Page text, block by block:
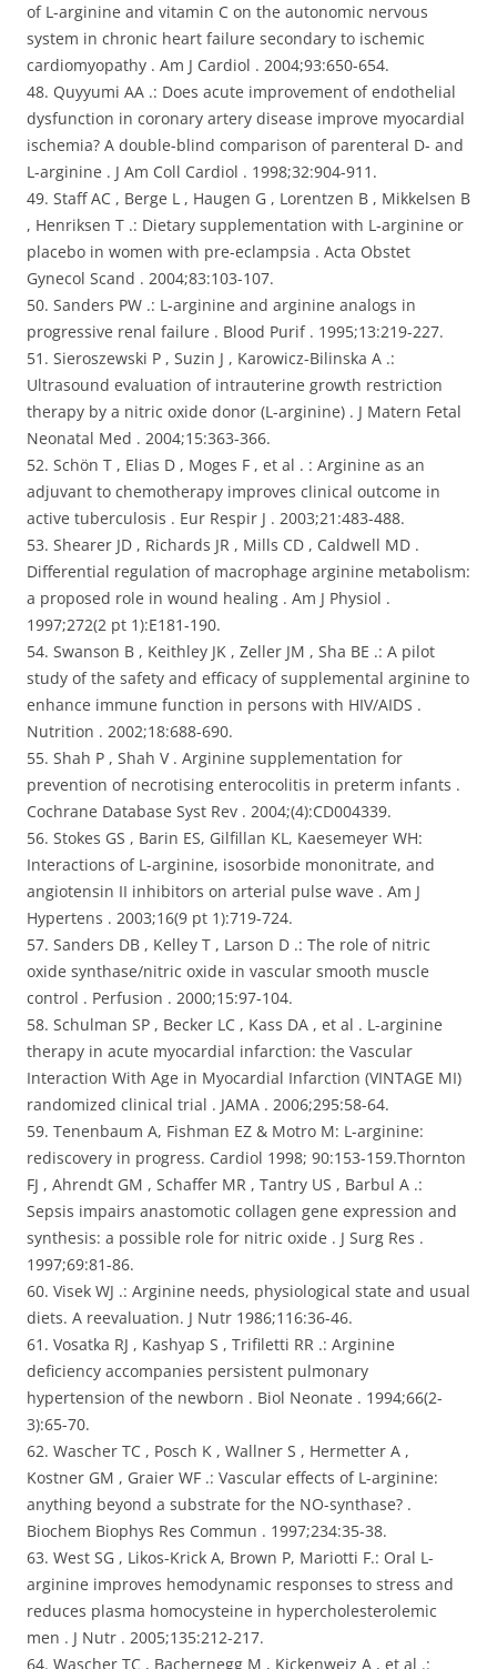
of L-arginine and vitamin C on the autonomic nervous
system in chronic heart failure secondary to ischemic
cardiomyopathy . Am J Cardiol . 2004;93:650-654.
48. Quyyumi AA .: Does acute improvement of endothelial
dysfunction in coronary artery disease improve myocardial
ischemia? A double-blind comparison of parenteral D- and
L-arginine . J Am Coll Cardiol . 1998;32:904-911.
49. Staff AC , Berge L , Haugen G , Lorentzen B , Mikkelsen B
, Henriksen T .: Dietary supplementation with L-arginine or
placebo in women with pre-eclampsia . Acta Obstet
Gynecol Scand . 2004;83:103-107.
50. Sanders PW .: L-arginine and arginine analogs in
progressive renal failure . Blood Purif . 1995;13:219-227.
51. Sieroszewski P , Suzin J , Karowicz-Bilinska A .:
Ultrasound evaluation of intrauterine growth restriction
therapy by a nitric oxide donor (L-arginine) . J Matern Fetal
Neonatal Med . 2004;15:363-366.
52. Schön T , Elias D , Moges F , et al . : Arginine as an
adjuvant to chemotherapy improves clinical outcome in
active tuberculosis . Eur Respir J . 2003;21:483-488.
53. Shearer JD , Richards JR , Mills CD , Caldwell MD .
Differential regulation of macrophage arginine metabolism:
a proposed role in wound healing . Am J Physiol .
1997;272(2 pt 1):E181-190.
54. Swanson B , Keithley JK , Zeller JM , Sha BE .: A pilot
study of the safety and efficacy of supplemental arginine to
enhance immune function in persons with HIV/AIDS .
Nutrition . 2002;18:688-690.
55. Shah P , Shah V . Arginine supplementation for
prevention of necrotising enterocolitis in preterm infants .
Cochrane Database Syst Rev . 2004;(4):CD004339.
56. Stokes GS , Barin ES, Gilfillan KL, Kaesemeyer WH:
Interactions of L-arginine, isosorbide mononitrate, and
angiotensin II inhibitors on arterial pulse wave . Am J
Hypertens . 2003;16(9 pt 1):719-724.
57. Sanders DB , Kelley T , Larson D .: The role of nitric
oxide synthase/nitric oxide in vascular smooth muscle
control . Perfusion . 2000;15:97-104.
58. Schulman SP , Becker LC , Kass DA , et al . L-arginine
therapy in acute myocardial infarction: the Vascular
Interaction With Age in Myocardial Infarction (VINTAGE MI)
randomized clinical trial . JAMA . 2006;295:58-64.
59. Tenenbaum A, Fishman EZ & Motro M: L-arginine:
rediscovery in progress. Cardiol 1998; 90:153-159.Thornton
FJ , Ahrendt GM , Schaffer MR , Tantry US , Barbul A .:
Sepsis impairs anastomotic collagen gene expression and
synthesis: a possible role for nitric oxide . J Surg Res .
1997;69:81-86.
60. Visek WJ .: Arginine needs, physiological state and usual
diets. A reevaluation. J Nutr 1986;116:36-46.
61. Vosatka RJ , Kashyap S , Trifiletti RR .: Arginine
deficiency accompanies persistent pulmonary
hypertension of the newborn . Biol Neonate . 1994;66(2-
3):65-70.
62. Wascher TC , Posch K , Wallner S , Hermetter A ,
Kostner GM , Graier WF .: Vascular effects of L-arginine:
anything beyond a substrate for the NO-synthase? .
Biochem Biophys Res Commun . 1997;234:35-38.
63. West SG , Likos-Krick A, Brown P, Mariotti F.: Oral L-
arginine improves hemodynamic responses to stress and
reduces plasma homocysteine in hypercholesterolemic
men . J Nutr . 2005;135:212-217.
64. Wascher TC , Bachernegg M , Kickenweiz A , et al .: